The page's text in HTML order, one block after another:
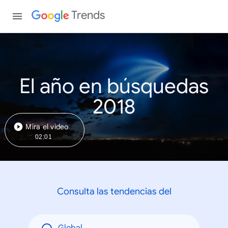
Trends
El año en búsquedas
2018
Mira el video
02:01
Consulta las tendencias del